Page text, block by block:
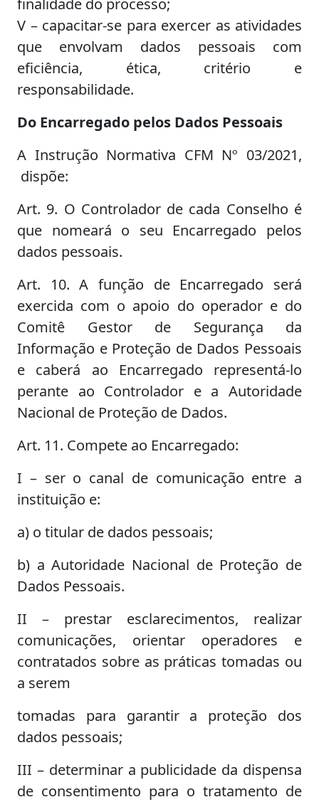
finalidade do processo;
V – capacitar-se para exercer as atividades
que envolvam dados pessoais com
eficiência, ética, critério e
responsabilidade.
Do Encarregado pelos Dados Pessoais
A Instrução Normativa CFM Nº 03/2021,
dispõe:
Art. 9. O Controlador de cada Conselho é
que nomeará o seu Encarregado pelos
dados pessoais.
Art. 10. A função de Encarregado será
exercida com o apoio do operador e do
Comitê Gestor de Segurança da
Informação e Proteção de Dados Pessoais
e caberá ao Encarregado representá-lo
perante ao Controlador e a Autoridade
Nacional de Proteção de Dados.
Art. 11. Compete ao Encarregado:
I – ser o canal de comunicação entre a
instituição e:
a) o titular de dados pessoais;
b) a Autoridade Nacional de Proteção de
Dados Pessoais.
II – prestar esclarecimentos, realizar
comunicações, orientar operadores e
contratados sobre as práticas tomadas ou
a serem
tomadas para garantir a proteção dos
dados pessoais;
III – determinar a publicidade da dispensa
de consentimento para o tratamento de